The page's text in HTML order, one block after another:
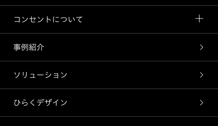
コンセントについて
事例紹介
ソリューション
ひらくデザイン